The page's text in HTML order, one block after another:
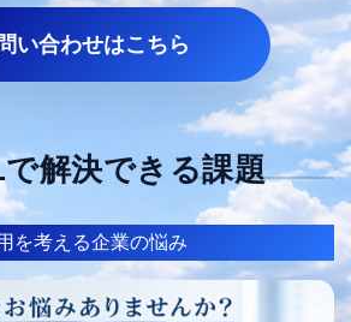
い合わせはこちら
解決できる課題
を考える企業の悩み